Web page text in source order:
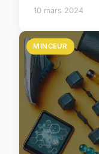
10 mars 2024
MINCEUR